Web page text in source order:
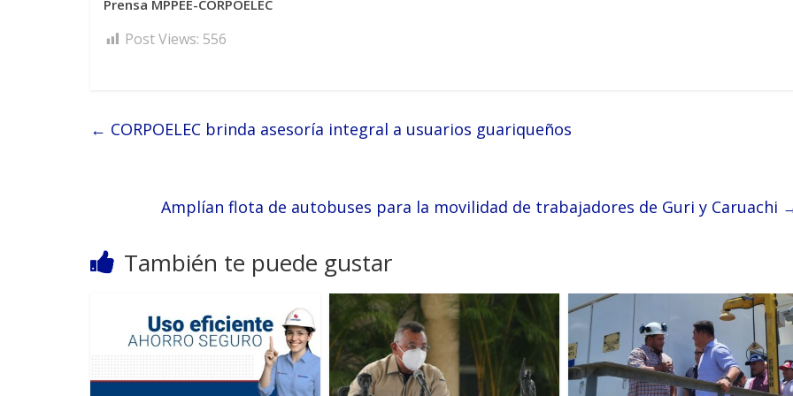
Prensa MPPEE-CORPOELEC
Post Views: 556
← CORPOELEC brinda asesoría integral a usuarios guariqueños
Amplían flota de autobuses para la movilidad de trabajadores de Guri y Caruachi
También te puede gustar